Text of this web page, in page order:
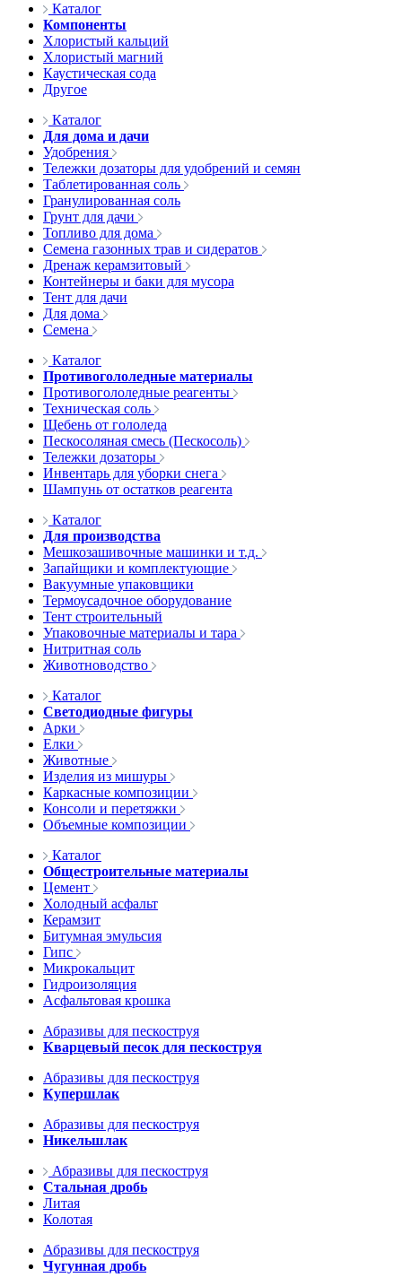
Каталог
Компоненты
Хлористый кальций
Хлористый магний
Каустическая сода
Другое
Каталог
Для дома и дачи
Удобрения
Тележки дозаторы для удобрений и семян
Таблетированная соль
Гранулированная соль
Грунт для дачи
Топливо для дома
Семена газонных трав и сидератов
Дренаж керамзитовый
Контейнеры и баки для мусора
Тент для дачи
Для дома
Семена
Каталог
Противогололедные материалы
Противогололедные реагенты
Техническая соль
Щебень от гололеда
Пескосоляная смесь (Пескосоль)
Тележки дозаторы
Инвентарь для уборки снега
Шампунь от остатков реагента
Каталог
Для производства
Мешкозашивочные машинки и т.д.
Запайщики и комплектующие
Вакуумные упаковщики
Термоусадочное оборудование
Тент строительный
Упаковочные материалы и тара
Нитритная соль
Животноводство
Каталог
Светодиодные фигуры
Арки
Елки
Животные
Изделия из мишуры
Каркасные композиции
Консоли и перетяжки
Объемные композиции
Каталог
Общестроительные материалы
Цемент
Холодный асфальт
Керамзит
Битумная эмульсия
Гипс
Микрокальцит
Гидроизоляция
Асфальтовая крошка
Абразивы для пескоструя
Кварцевый песок для пескоструя
Абразивы для пескоструя
Купершлак
Абразивы для пескоструя
Никельшлак
Абразивы для пескоструя
Стальная дробь
Литая
Колотая
Абразивы для пескоструя
Чугунная дробь